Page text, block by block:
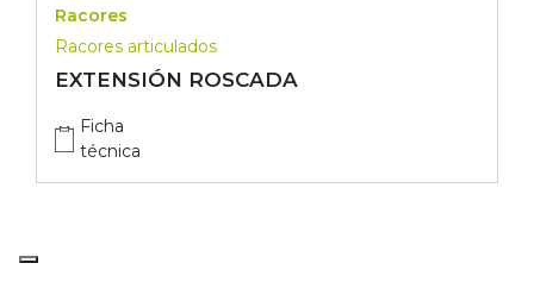
Racores
Racores articulados
EXTENSIÓN ROSCADA
Ficha
técnica